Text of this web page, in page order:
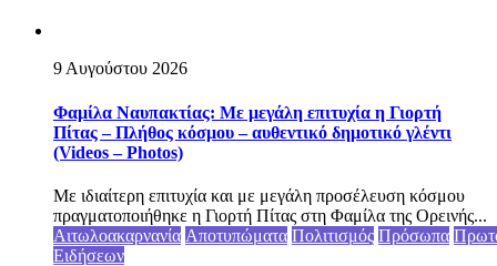
9 Αυγούστου 2026
Φαμίλα Ναυπακτίας: Με μεγάλη επιτυχία η Γιορτή
Πίτας – Πλήθος κόσμου – αυθεντικό δημοτικό γλέντι
(Videos – Photos)
Με ιδιαίτερη επιτυχία και με μεγάλη προσέλευση κόσμου
πραγματοποιήθηκε η Γιορτή Πίτας στη Φαμίλα της Ορεινής...
Αιτωλοακαρνανία Αποτυπώματα Πολιτισμός Πρόσωπα
Ειδήσεων